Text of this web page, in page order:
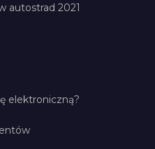
autostrad 2021
elektroniczną?